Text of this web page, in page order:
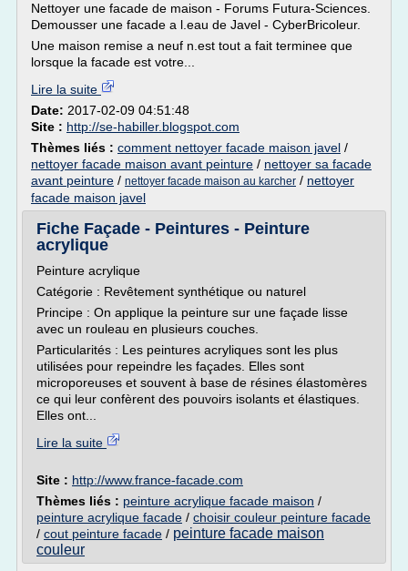
Nettoyer une facade de maison - Forums Futura-Sciences.
Demousser une facade a l.eau de Javel - CyberBricoleur.
Une maison remise a neuf n.est tout a fait terminee que
lorsque la facade est votre...
Lire la suite
Date: 2017-02-09 04:51:48
Site : http://se-habiller.blogspot.com
Thèmes liés : comment nettoyer facade maison javel /
nettoyer facade maison avant peinture / nettoyer sa facade
avant peinture / nettoyer facade maison au karcher / nettoyer
facade maison javel
Fiche Façade - Peintures - Peinture
acrylique
Peinture acrylique
Catégorie : Revêtement synthétique ou naturel
Principe : On applique la peinture sur une façade lisse
avec un rouleau en plusieurs couches.
Particularités : Les peintures acryliques sont les plus
utilisées pour repeindre les façades. Elles sont
microporeuses et souvent à base de résines élastomères
ce qui leur confèrent des pouvoirs isolants et élastiques.
Elles ont...
Lire la suite
Site : http://www.france-facade.com
Thèmes liés : peinture acrylique facade maison /
peinture acrylique facade / choisir couleur peinture facade
/ cout peinture facade / peinture facade maison
couleur